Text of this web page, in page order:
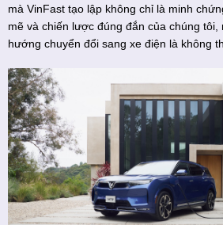
mà VinFast tạo lập không chỉ là minh
mẽ và chiến lược đúng đắn của chúng tôi,
hướng chuyển đổi sang xe điện là không